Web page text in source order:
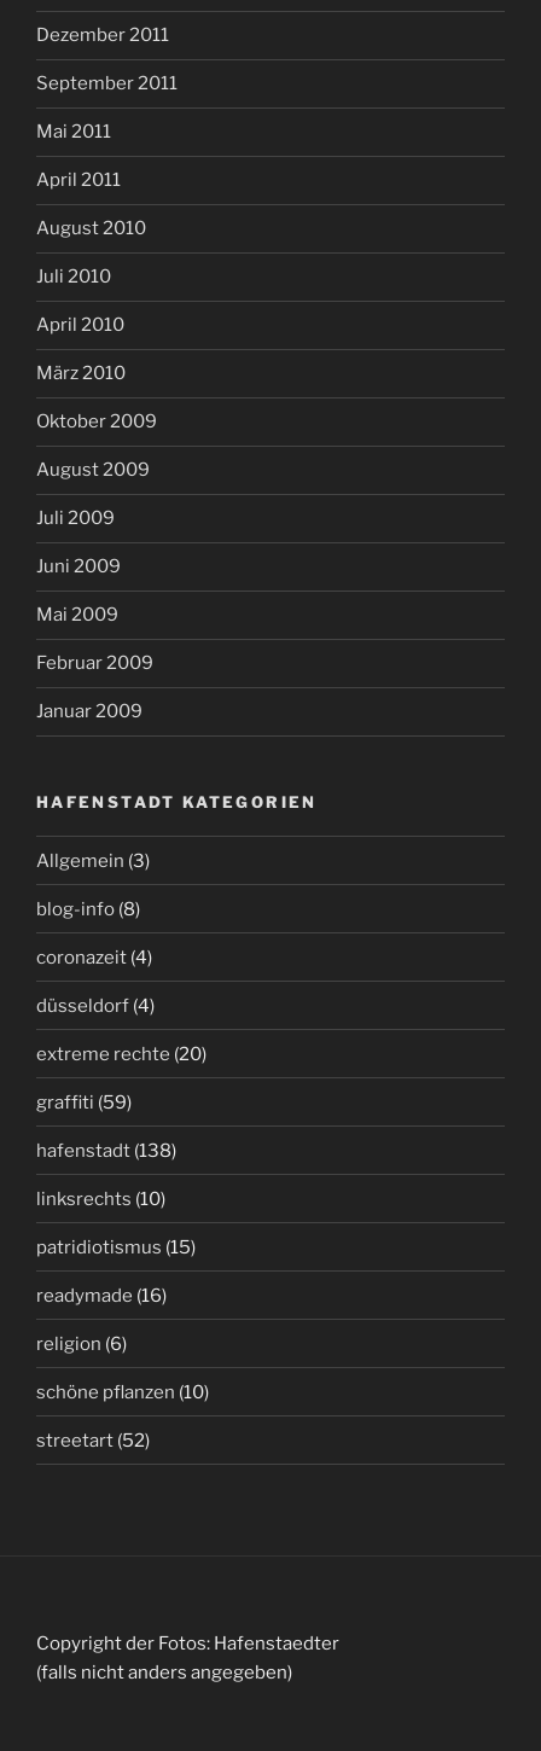
Dezember 2011
September 2011
Mai 2011
April 2011
August 2010
Juli 2010
April 2010
März 2010
Oktober 2009
August 2009
Juli 2009
Juni 2009
Mai 2009
Februar 2009
Januar 2009
HAFENSTADT KATEGORIEN
Allgemein (3)
blog-info (8)
coronazeit (4)
düsseldorf (4)
extreme rechte (20)
graffiti (59)
hafenstadt (138)
linksrechts (10)
patridiotismus (15)
readymade (16)
religion (6)
schöne pflanzen (10)
streetart (52)
Copyright der Fotos: Hafenstaedter
(falls nicht anders angegeben)